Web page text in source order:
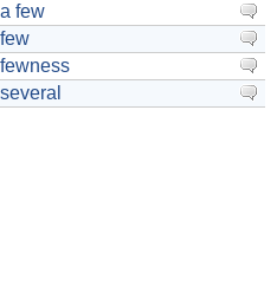
a few
few
fewness
several